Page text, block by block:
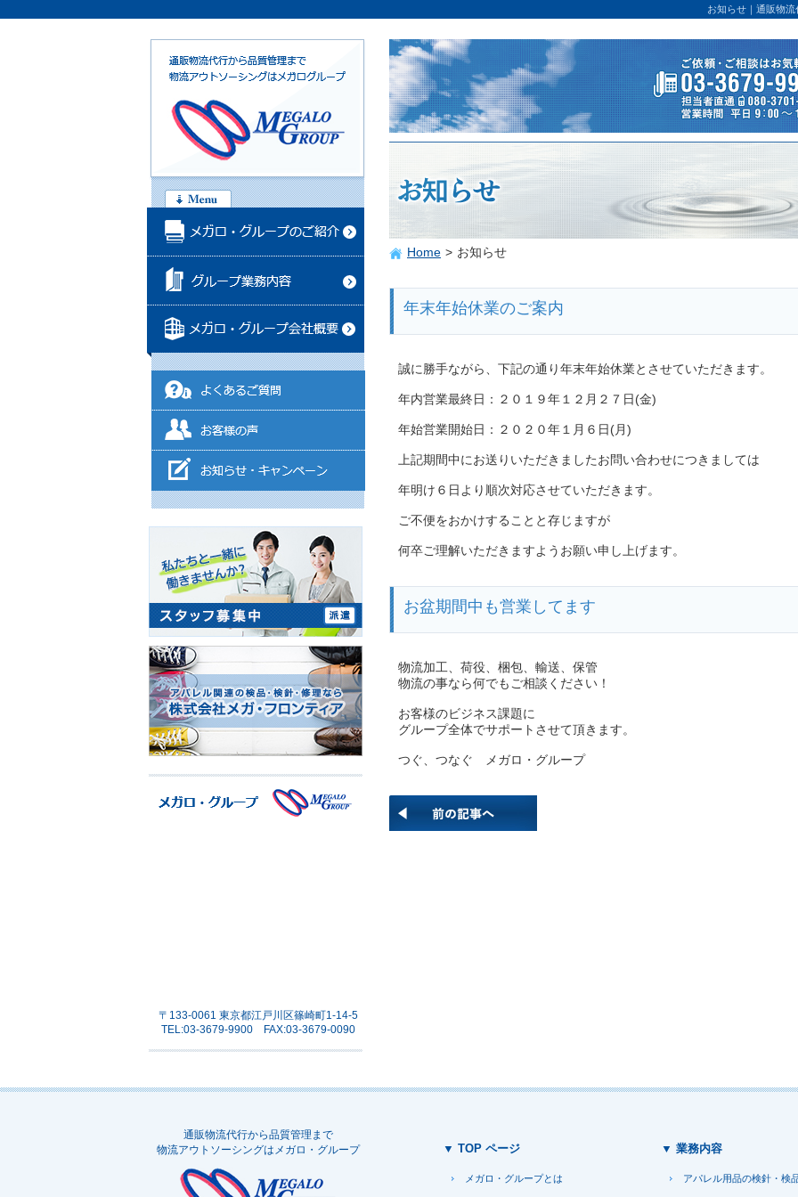
お知らせ｜通販物
〒133-0061 東京都江戸川区篠崎町1-14-5
TEL:03-3679-9900 FAX:03-3679-0090
Home > お知らせ
年末年始休業のご案内
誠に勝手ながら、下記の通り年末年始休業とさせていただきます。
年内営業最終日：２０１９年１２月２７日(金)
年始営業開始日：２０２０年１月６日(月)
上記期間中にお送りいただきましたお問い合わせにつきましては
年明け６日より順次対応させていただきます。
ご不便をおかけすることと存じますが
何卒ご理解いただきますようお願い申し上げます。
お盆期間中も営業してます
物流加工、荷役、梱包、輸送、保管
物流の事なら何でもご相談ください！
お客様のビジネス課題に
グループ全体でサポートさせて頂きます。
つぐ、つなぐ メガロ・グループ
通販物流代行から品質管理まで
物流アウトソーシングはメガロ・グループ
▼ TOP ページ
メガロ・グループとは
▼ 業務内容
アパレル用品の検針・検